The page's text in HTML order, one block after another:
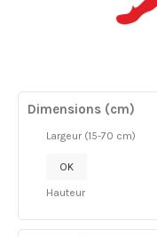
Dimensions (cm)
Largeur (15-70 cm)
OK
Hauteur